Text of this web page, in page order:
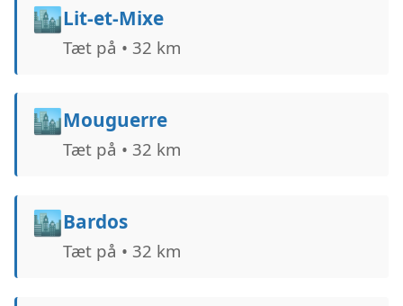
🏙️Lit-et-Mixe
Tæt på • 32 km
🏙️Mouguerre
Tæt på • 32 km
🏙️Bardos
Tæt på • 32 km